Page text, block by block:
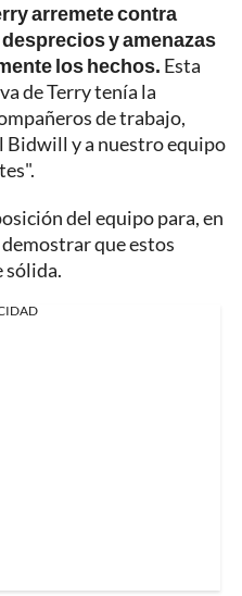
arremete contra
y amenazas
los hechos. Esta
de Terry tenía la
de trabajo,
y a nuestro equipo
del equipo para, en
que estos
sólida.